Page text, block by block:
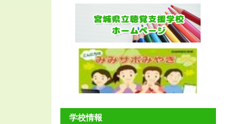
学校情報